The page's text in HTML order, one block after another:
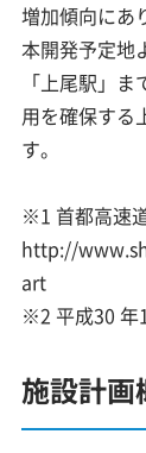
増加傾向にあ
本開発予定地
「上尾駅」
用を確保する
す。
※1 首都高速
http://
art
※2 平成30 年
施設計画